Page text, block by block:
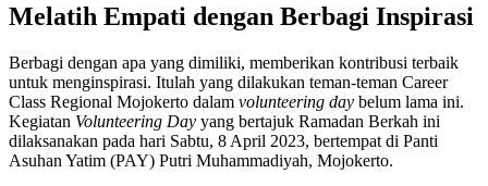
Melatih Empati dengan Berbagi Inspirasi
Berbagi dengan apa yang dimiliki, memberikan kontribusi terbaik
untuk menginspirasi. Itulah yang dilakukan teman-teman Career
Class Regional Mojokerto dalam volunteering day belum lama ini.
Kegiatan Volunteering Day yang bertajuk Ramadan Berkah ini
dilaksanakan pada hari Sabtu, 8 April 2023, bertempat di Panti
Asuhan Yatim (PAY) Putri Muhammadiyah, Mojokerto.